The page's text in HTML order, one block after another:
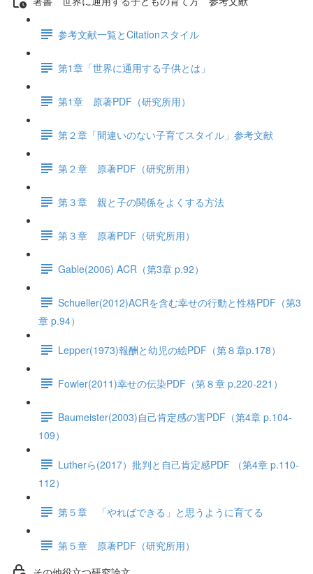
参考文献一覧とCitationスタイル
第1章「世界に通用する子供とは」
第1章 原著PDF（研究所用）
第２章「間違いのない子育てスタイル」参考文献
第２章 原著PDF（研究所用）
第３章 親と子の関係をよくする方法
第３章 原著PDF（研究所用）
Gable(2006) ACR（第3章 p.92）
Schueller(2012)ACRを含む幸せの行動と性格PDF（第3
章 p.94）
Lepper(1973)報酬と幼児の絵PDF（第８章p.178）
Fowler(2011)幸せの伝染PDF（第８章 p.220-221）
Baumeister(2003)自己肯定感の害PDF（第4章 p.104-
109）
Lutherら(2017）批判と自己肯定感PDF （第4章 p.110-
112）
第５章 「やればできる」と思うように育てる
第５章 原著PDF（研究所用）